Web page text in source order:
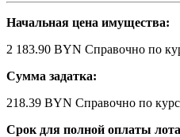
Начальная цена имущества:
2 183.90 BYN Справочно по
Сумма задатка:
218.39 BYN Справочно по
Срок для полной оплаты